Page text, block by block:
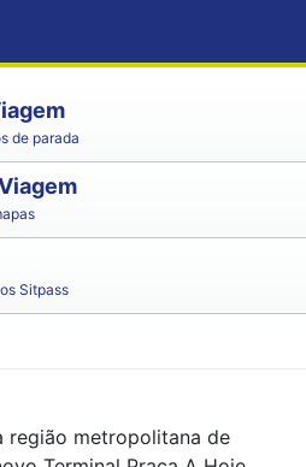
de parada
Sitpass
região metropolitana de